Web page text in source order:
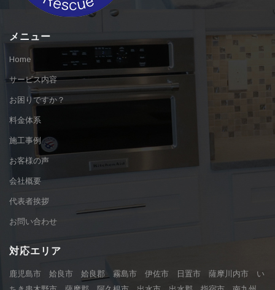
メニュー
Home
サービス内容
お困りですか？
料金体系
施工事例
お客様の声
会社概要
代表者挨拶
お問い合わせ
対応エリア
鹿児島市 姶良市 姶良郡 霧島市 伊佐市 日置市 薩摩川内市 い